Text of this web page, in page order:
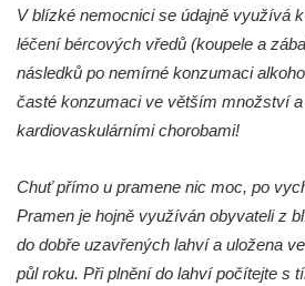
V blízké nemocnici se údajně využívá
léčení bércových vředů (koupele a
následků po nemírné konzumaci
časté konzumaci ve větším množství
kardiovaskulárními chorobami!
Chuť přímo u pramene nic moc, po
Pramen je hojně využíván obyvateli z
do dobře uzavřených lahví a uložena
půl roku. Při plnění do lahví počítejte s